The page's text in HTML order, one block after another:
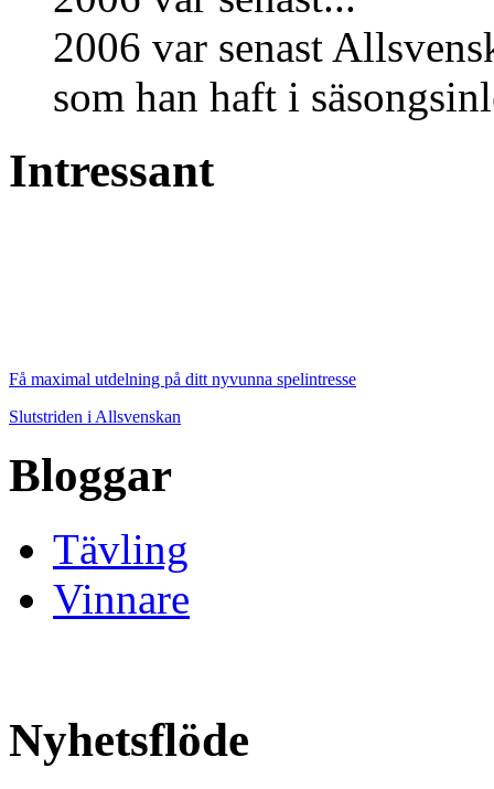
2006 var senast
som han haft i
Intressant
Få maximal utdelning på ditt nyvunna spelintresse
Slutstriden i Allsvenskan
Bloggar
Tävling
Vinnare
Nyhetsflöde